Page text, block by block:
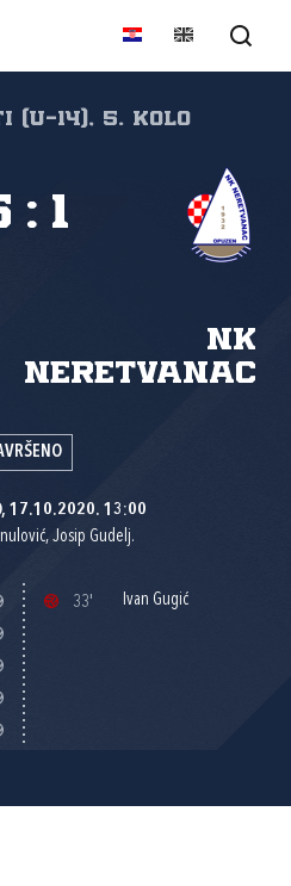
14), 5. kolo
NK
Neretvanac
: 1
17.10.2020. 13:00
Josip Gudelj.
33' Ivan Gugić